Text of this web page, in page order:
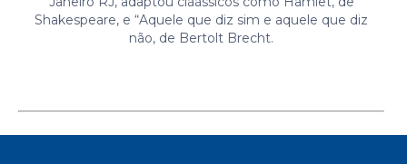
Shakespeare, e “Aquele que diz sim e aquele que diz
não, de Bertolt Brecht.